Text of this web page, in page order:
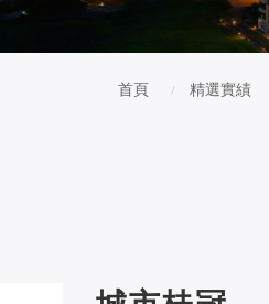
首頁 精選實績